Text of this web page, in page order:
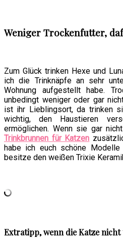
Weniger Trockenfutter,
Zum Glück trinken Hexe und
ich die Trinknäpfe an sehr
Wohnung aufgestellt habe.
unbedingt weniger oder gar
ist ihr Lieblingsort, da trinken
wichtig, den Haustieren
ermöglichen. Wenn sie gar
Trinkbrunnen für Katzen
habe ich euch schöne
besitze den weißen Trixie
Extratipp, wenn die Katze